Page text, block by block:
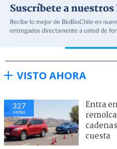
VISTO AHORA
327
visitas
Entra
cuesta